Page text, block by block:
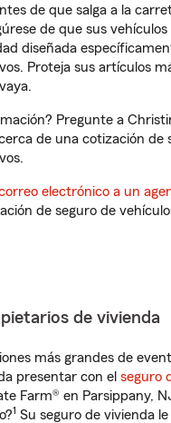
de que salga a la
de que sus
diseñada
Proteja sus artículos
Pregunte a
de una cotización de
electrónico a un
de seguro de
de vivienda
más grandes de
presentar con el seguro
Farm® en Parsippany,
1 Su seguro de vivienda